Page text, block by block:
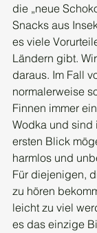
die „neue
Snacks aus
es viele
Ländern gibt.
daraus. Im Fall
normalerweise
Finnen immer
Wodka und sind
ersten Blick
harmlos und
Für diejenigen,
zu hören
leicht zu viel
es das einzige